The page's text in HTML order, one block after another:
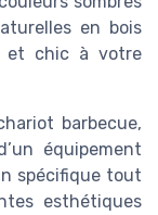
en bois
et chic à votre
barbecue,
équipement
spécifique tout
esthétiques